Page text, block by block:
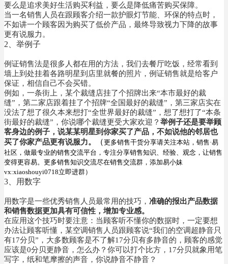
要么是追求美好生活购买利益，要么是降低痛苦购买保障。
当一名销售人员在跟顾客介绍一款护眼灯节能、环保的特点时，
不如讲一个顾客因为购买了低价产品，最终导致视力下降的故事
更有说服力。
2、举例子
例证销售法是很多人都在用的方法，我们去餐厅吃饭，经常看到
墙上到处挂着各路明星到店里就餐的照片，例证销售就是给客户
保证，相信自己不会买错。
例如，一条街上，某个裁缝店挂了个招牌出来“本市最好的裁
缝”，第二家店跟着挂了个招牌“全国最好的裁缝”，第三家店实在
没法了想了很久本来想打“全世界最好的裁缝”，想了想打了“本条
街最好的裁缝”，你说哪个裁缝更受大家欢迎？ 举例子还是要举顾
客身边的例子，说某某明星到你家买了产品，不如说他的邻居也
买了你家产品更有说服力。
（更多销售干货分享请关注本站，销售·易
社区，做最专业的销售交流平台，专注分享销售知识、经验、观念，让销售
变得更容易。更多销售知识交流尽在销售交流群，添加易小妹
vx:xiaoshouyi0718立即进群）
3、用数字
用数字是一些优秀销售人员最常用的技巧， 准确的报出产品数据
和销售数据更加具有可信性，增加专业感。
在应用这个技巧时要注意：当顾客听不懂你的数据时，一定要想
办法让顾客听懂，某空调销售人员跟顾客说“我们的空调超静音只
有17分贝”，大多数顾客是不了解17分贝有多静音的，顾客的感觉
应该是0分贝更静音，怎么办？你可以打个比方，17分贝就象用笔
写字，纸和笔摩擦的声音，你说静音不静音？